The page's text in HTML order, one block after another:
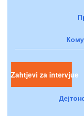
Zahtjevi za intervjue